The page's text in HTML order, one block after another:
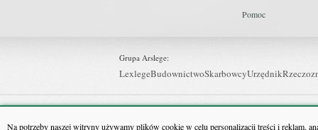
Na potrzeby naszej witryny używamy plików cookie w celu personalizacji treści i reklam,
Pomoc
Grupa Arslege:
LexlegeBudownictwoSkarbowcyUrzędnik
Grupa Bonnier:
Puls BiznesuBankierPuls MedycynyMonitor Firm